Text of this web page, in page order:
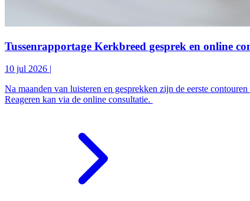
Tussenrapportage Kerkbreed gesprek en online
10 jul 2026 |
Na maanden van luisteren en gesprekken zijn de eerste
Reageren kan via de online consultatie.